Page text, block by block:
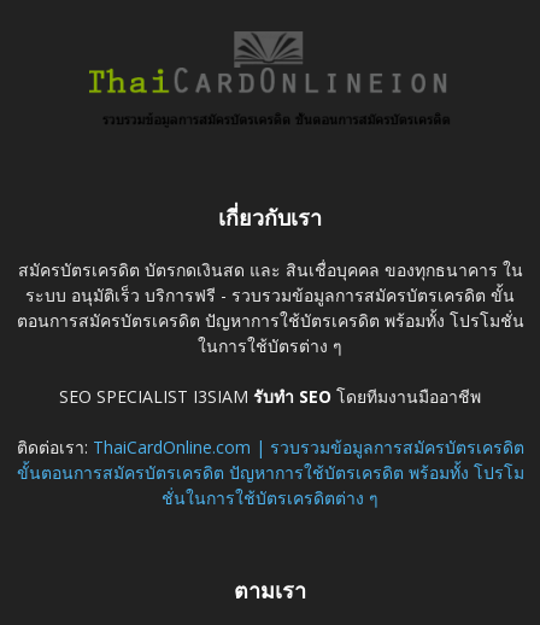
เกี่ยวกับเรา
สมัครบัตรเครดิต บัตรกดเงินสด และ สินเชื่อบุคคล ของทุกธนาคาร ใน
ระบบ อนุมัติเร็ว บริการฟรี - รวบรวมข้อมูลการสมัครบัตรเครดิต ขั้น
ตอนการสมัครบัตรเครดิต ปัญหาการใช้บัตรเครดิต พร้อมทั้ง โปรโมชั่น
ในการใช้บัตรต่าง ๆ
SEO SPECIALIST I3SIAM รับทำ SEO โดยทีมงานมืออาชีพ
ติดต่อเรา: ThaiCardOnline.com | รวบรวมข้อมูลการสมัครบัตรเครดิต
ขั้นตอนการสมัครบัตรเครดิต ปัญหาการใช้บัตรเครดิต พร้อมทั้ง โปรโม
ชั่นในการใช้บัตรเครดิตต่าง ๆ
ตามเรา